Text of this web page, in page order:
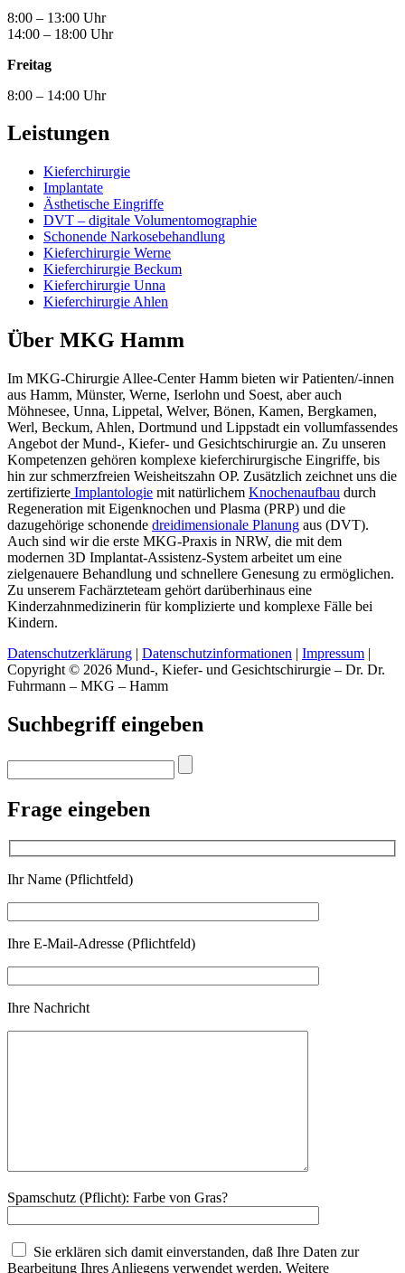
8:00 – 13:00 Uhr
14:00 – 18:00 Uhr
Freitag
8:00 – 14:00 Uhr
Leistungen
Kieferchirurgie
Implantate
Ästhetische Eingriffe
DVT – digitale Volumentomographie
Schonende Narkosebehandlung
Kieferchirurgie Werne
Kieferchirurgie Beckum
Kieferchirurgie Unna
Kieferchirurgie Ahlen
Über MKG Hamm
Im MKG-Chirurgie Allee-Center Hamm bieten wir Patienten/-innen
aus Hamm, Münster, Werne, Iserlohn und Soest, aber auch
Möhnesee, Unna, Lippetal, Welver, Bönen, Kamen, Bergkamen,
Werl, Beckum, Ahlen, Dortmund und Lippstadt ein vollumfassendes
Angebot der Mund-, Kiefer- und Gesichtschirurgie an. Zu unseren
Kompetenzen gehören komplexe kieferchirurgische Eingriffe, bis
hin zur schmerzfreien Weisheitszahn OP. Zusätzlich zeichnet uns die
zertifizierte Implantologie mit natürlichem Knochenaufbau durch
Regeneration mit Eigenknochen und Plasma (PRP) und die
dazugehörige schonende dreidimensionale Planung aus (DVT).
Auch sind wir die erste MKG-Praxis in NRW, die mit dem
modernen 3D Implantat-Assistenz-System arbeitet um eine
zielgenauere Behandlung und schnellere Genesung zu ermöglichen.
Zu unserem Fachärzteteam gehört darüberhinaus eine
Kinderzahnmedizinerin für komplizierte und komplexe Fälle bei
Kindern.
Datenschutzerklärung | Datenschutzinformationen | Impressum |
Copyright © 2026 Mund-, Kiefer- und Gesichtschirurgie – Dr. Dr.
Fuhrmann – MKG – Hamm
Suchbegriff eingeben
Frage eingeben
Ihr Name (Pflichtfeld)
Ihre E-Mail-Adresse (Pflichtfeld)
Ihre Nachricht
Spamschutz (Pflicht): Farbe von Gras?
Sie erklären sich damit einverstanden, daß Ihre Daten zur
Bearbeitung Ihres Anliegens verwendet werden. Weitere